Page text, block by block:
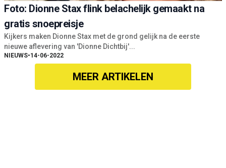
Foto: Dionne Stax flink belachelijk gemaakt na
gratis snoepreisje
Kijkers maken Dionne Stax met de grond gelijk na de eerste
nieuwe aflevering van 'Dionne Dichtbij'...
NIEUWS•14-06-2022
MEER ARTIKELEN